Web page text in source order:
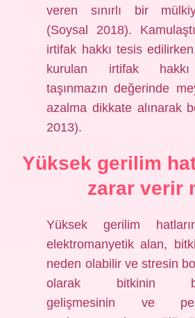
veren sınırlı bir
(Soysal 2018).
irtifak hakkı tesis
kurulan irtifak hakkı
taşınmazın değerinde
azalma dikkate alınarak
2013).
Yüksek gerilim
zarar verir
Yüksek gerilim
elektromanyetik alan,
neden olabilir ve stresin
olarak bitkinin
gelişmesinin ve